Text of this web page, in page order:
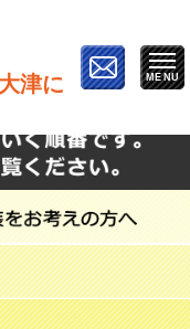
津に